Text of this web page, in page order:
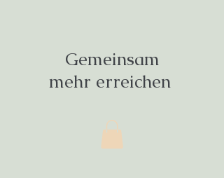
Gemeinsam
mehr erreichen